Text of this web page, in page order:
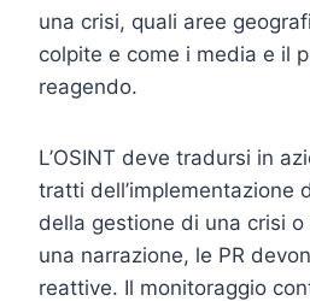
una crisi, quali aree
colpite e come i media e il
reagendo.
L’OSINT deve tradursi in
tratti dell’implementazione
della gestione di una crisi
una narrazione, le PR
reattive. Il monitoraggio